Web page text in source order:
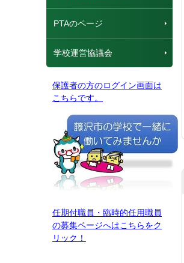
PTAのページ
学校運営協議会
保護者の方のログイン画面は
こちらです。
任期付職員・臨時的任用職員
の募集ページへはこちらをク
リック！